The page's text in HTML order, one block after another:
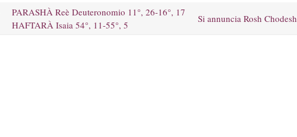
PARASHÀ Reè Deuteronomio 11°, 26-16°, 17
HAFTARÀ Isaia 54°, 11-55°, 5
Si annuncia Rosh Chodesh